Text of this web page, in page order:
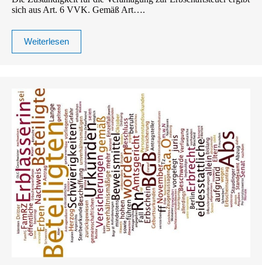
sich aus Art. 6 VVK. Gemäß Art….
Weiterlesen